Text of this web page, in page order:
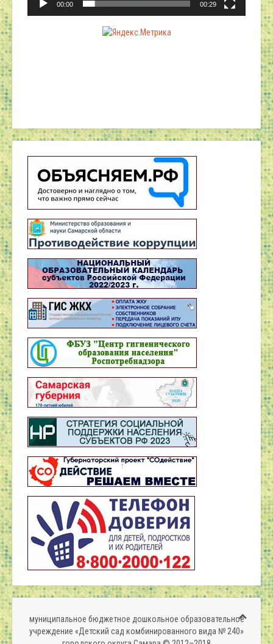
00:00 00:29
муниципальное бюджетное дошкольное образовательное
учреждение «Детский сад комбинированного вида № 240»